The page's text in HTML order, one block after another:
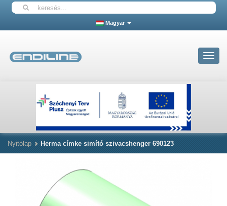
Magyar
Toggle
Nyitólap Herma címke simító szivacshenger 690123